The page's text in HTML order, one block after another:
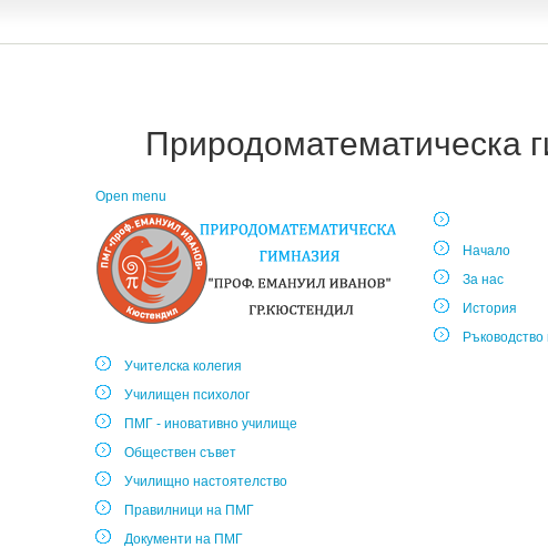
Природоматематическа
Open menu
Начало
За нас
История
Учителска колегия
Училищен психолог
ПМГ - иновативно училище
Обществен съвет
Училищно настоятелство
Правилници на ПМГ
Документи на ПМГ